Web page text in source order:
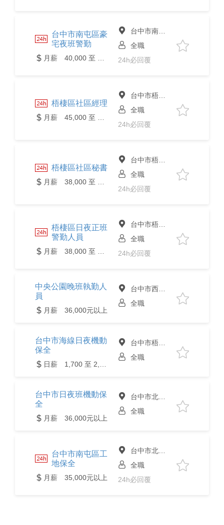
台中市南屯區豪
宅夜班警勤
台中市南屯區
全職
24h必回覆
梧棲區社區經理
台中市梧棲區
全職
24h必回覆
梧棲區社區秘書
台中市梧棲區
全職
24h必回覆
梧棲區日夜正班
警勤人員
台中市梧棲區
全職
24h必回覆
中央公園晚班執勤人
員
月薪 36,000元以上
台中市西屯區
全職
台中市海線日夜機動
保全
台中市梧棲區
全職
台中市日夜班機動保
全
月薪 36,000元以上
台中市北屯區
全職
台中市南屯區工
地保全
月薪 35,000元以上
台中市北區
全職
24h必回覆